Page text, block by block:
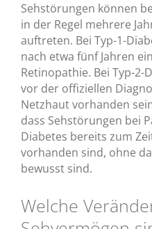
Sehstörungen können
in der Regel mehrere
auftreten. Bei Typ-1-
nach etwa fünf Jahren
Retinopathie. Bei Typ-
vor der offiziellen
Netzhaut vorhanden
dass Sehstörungen bei
Diabetes bereits zum
vorhanden sind, ohne
bewusst sind.
Welche